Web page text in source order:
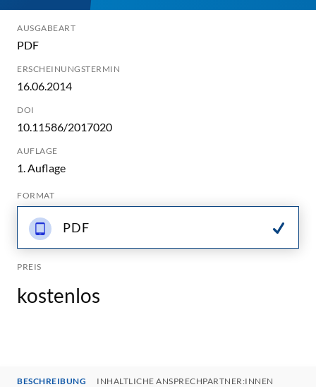
AUSGABEART
PDF
ERSCHEINUNGSTERMIN
16.06.2014
DOI
10.11586/2017020
AUFLAGE
1. Auflage
FORMAT
PDF
PREIS
kostenlos
BESCHREIBUNG INHALTLICHE ANSPRECHPARTNER:INNEN